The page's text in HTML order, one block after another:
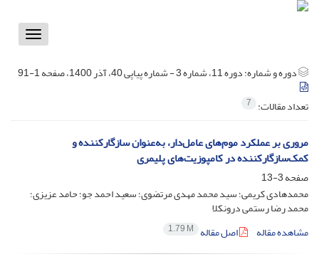
Toggle
دوره و شماره:دوره 11، شماره 3 - شماره پیاپی 40، آذر 1400، صفحه 1-91
تعداد مقالات: 7
مروری بر عملکرد موم‌های عامل‌دار، به‌عنوان سازگارکننده و
کمک‌سازگارکننده در کامپوزیت‌های پلیمری
صفحه3-13
محمدهادی کریمی؛ سید محمد مهدی مرتضوی؛ سعید احمد جو؛ حامد عزیزی؛
محمد رضا رستمی درونکلا
مشاهده مقاله
اصل مقاله 1.79 M